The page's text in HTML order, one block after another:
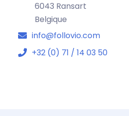
6043 Ransart
Belgique
info@follovio.com
+32 (0) 71 / 14 03 50